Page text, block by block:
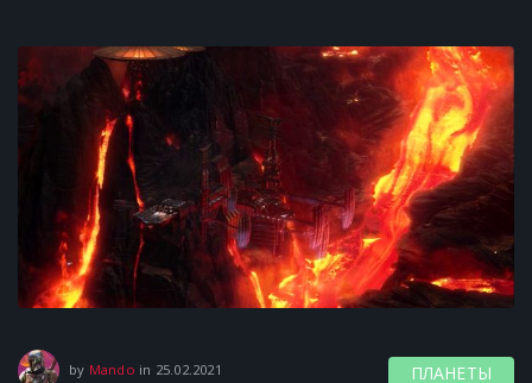
by Mando in 25.02.2021 ПЛАНЕТЫ